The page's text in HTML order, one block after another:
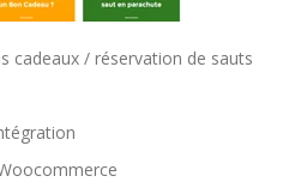
cadeaux / réservation de sauts